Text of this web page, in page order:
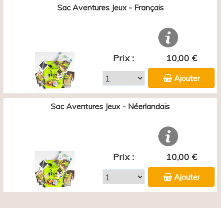
Sac Aventures Jeux - Français
Prix : 10,00 €
Ajouter
Sac Aventures Jeux - Néerlandais
Prix : 10,00 €
Ajouter